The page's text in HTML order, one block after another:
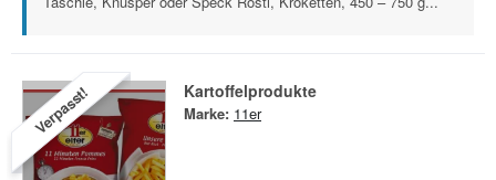
Verpasst! Kartoffelprodukte
Marke: 11er